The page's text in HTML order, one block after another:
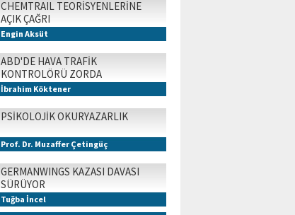
CHEMTRAIL TEORİSYENLERİNE
AÇIK ÇAĞRI
Engin Aksüt
ABD'DE HAVA TRAFİK
KONTROLÖRÜ ZORDA
İbrahim Köktener
PSİKOLOJİK OKURYAZARLIK
Prof. Dr. Muzaffer Çetingüç
GERMANWINGS KAZASI DAVASI
SÜRÜYOR
Tuğba İncel